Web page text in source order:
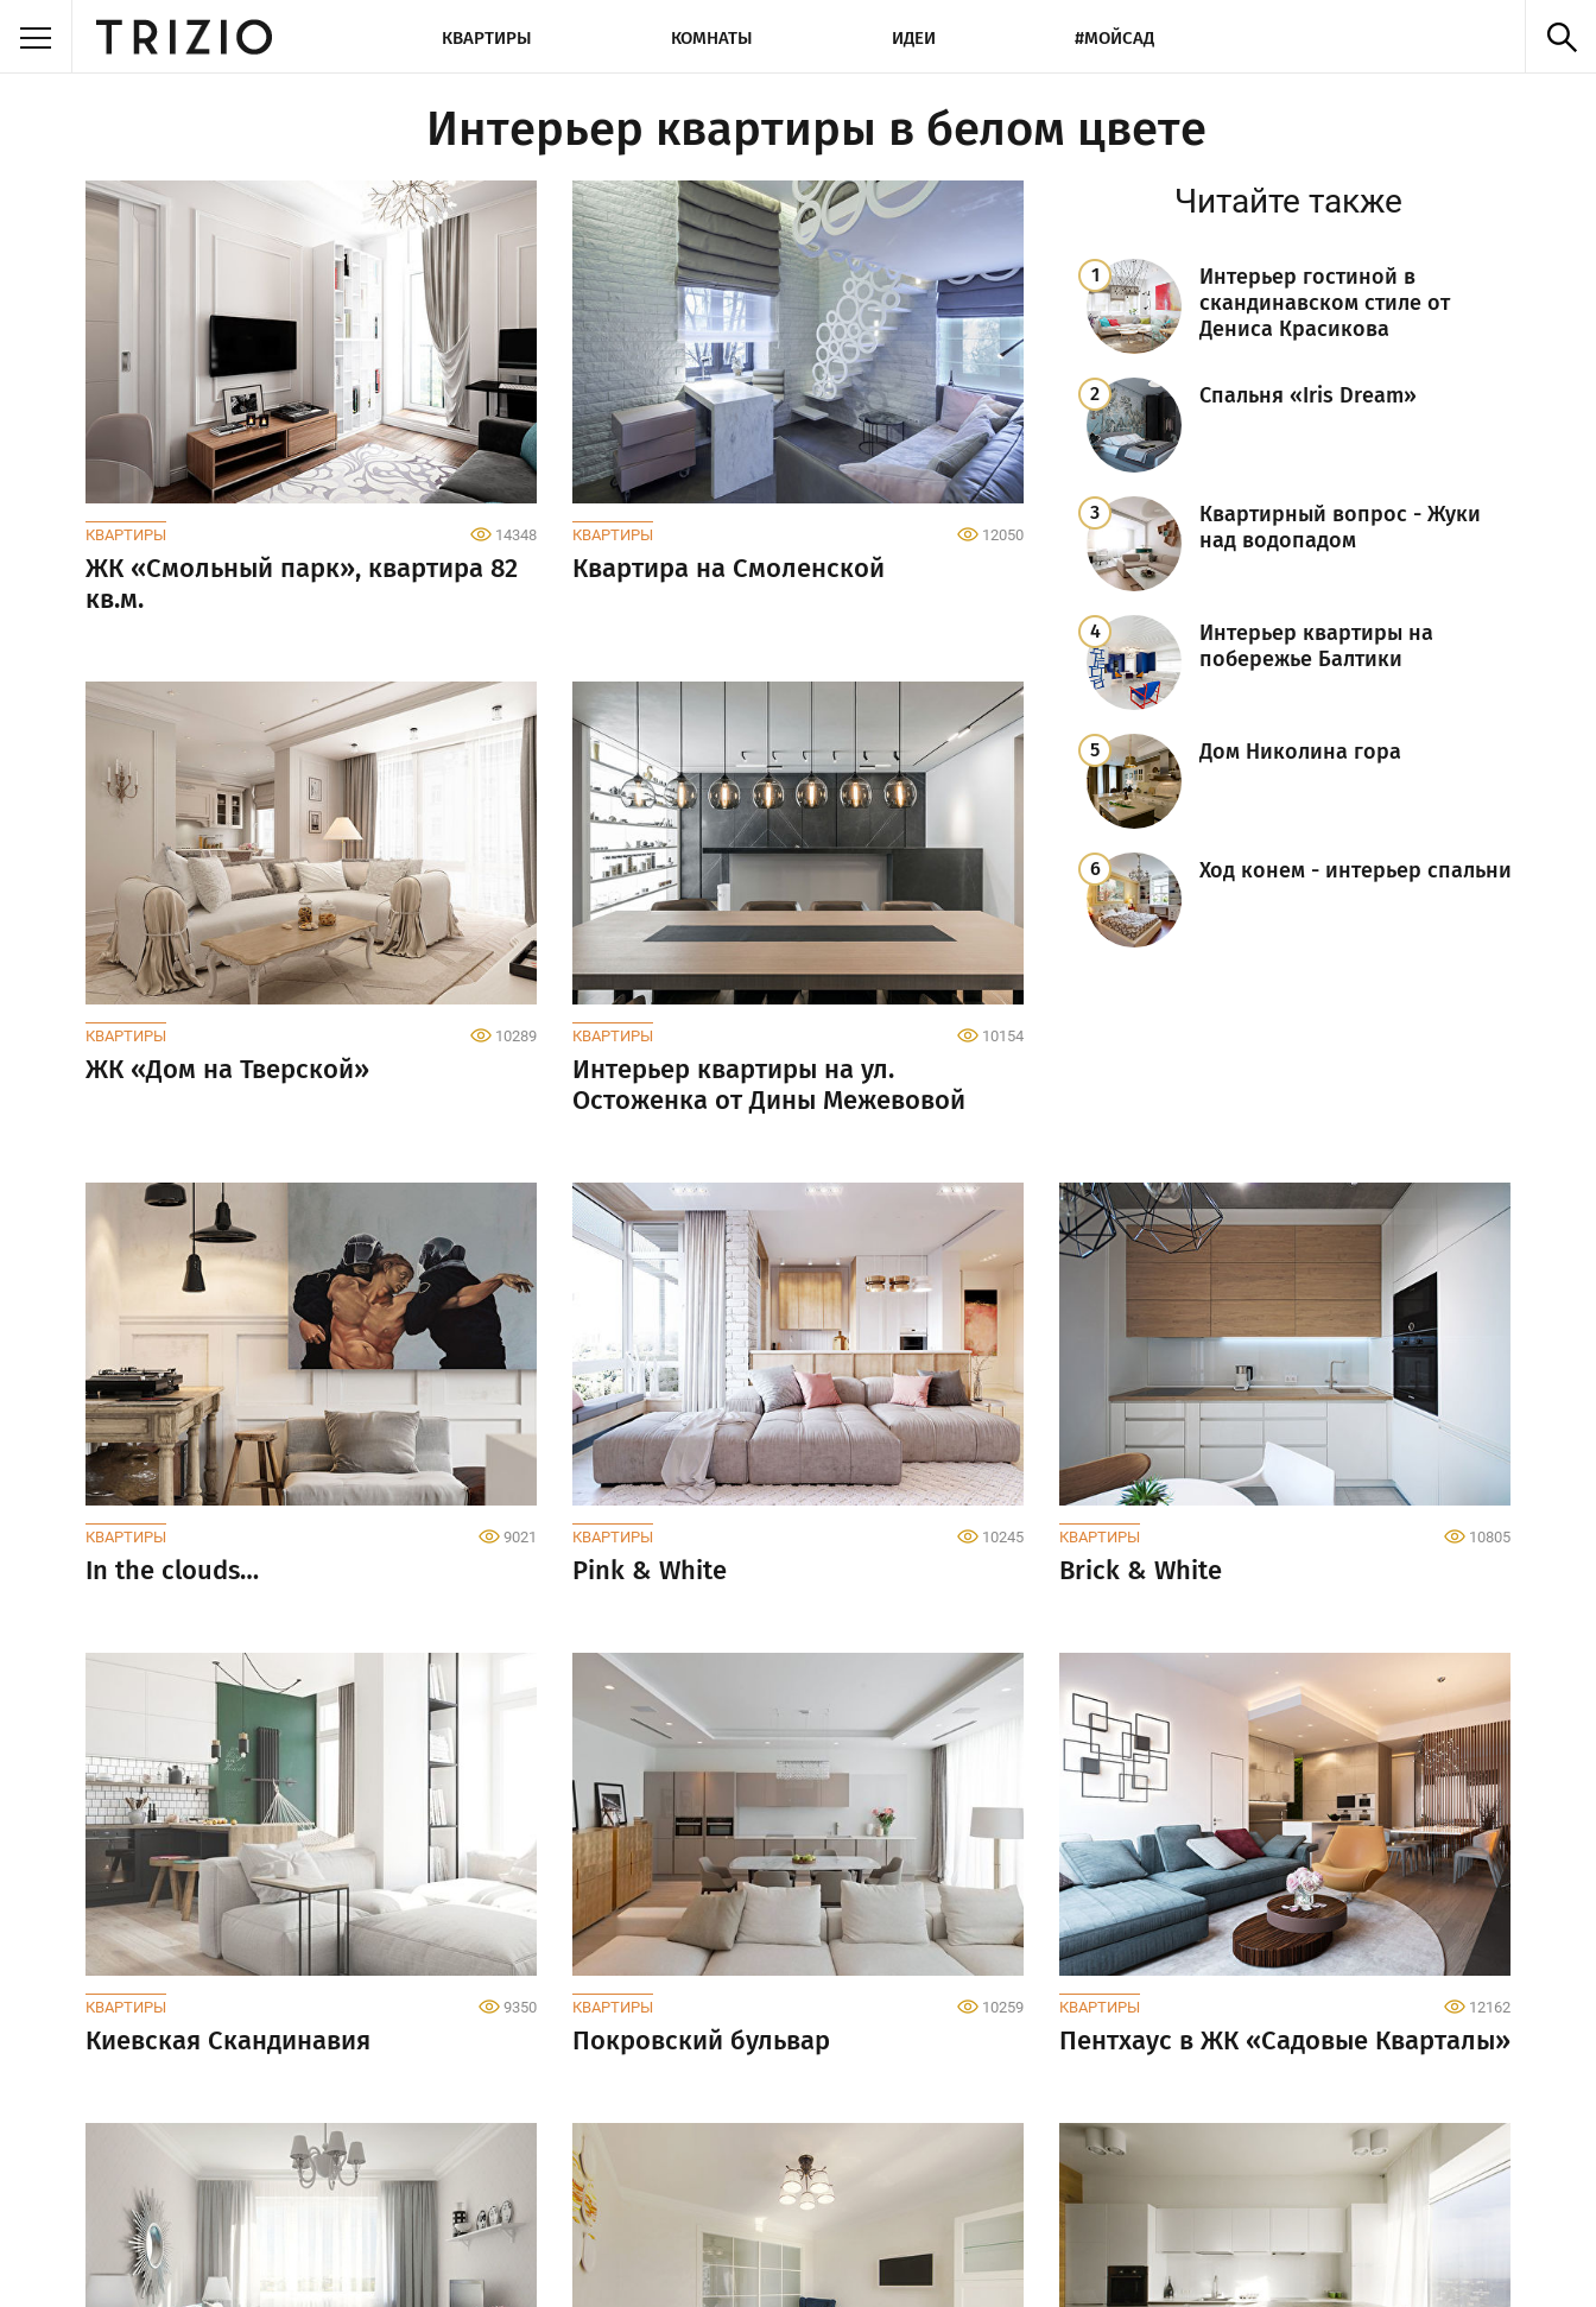
КВАРТИРЫ КОМНАТЫ ИДЕИ #МОЙСАД
Интерьер квартиры в белом цвете
Читайте также
Интерьер гостиной в
скандинавском стиле от
Дениса Красикова
Спальня «Iris Dream»
Квартирный вопрос - Жуки
над водопадом
Интерьер квартиры на
побережье Балтики
Дом Николина гора
Ход конем - интерьер спальни
КВАРТИРЫ 14348
ЖК «Смольный парк», квартира 82
кв.м.
КВАРТИРЫ 12050
Квартира на Смоленской
КВАРТИРЫ 10289
ЖК «Дом на Тверской»
КВАРТИРЫ 10154
Интерьер квартиры на ул.
Остоженка от Дины Межевовой
КВАРТИРЫ 9021
In the clouds…
КВАРТИРЫ 10245
Pink & White
КВАРТИРЫ 10805
Brick & White
КВАРТИРЫ 9350
Киевская Скандинавия
КВАРТИРЫ 10259
Покровский бульвар
КВАРТИРЫ 12162
Пентхаус в ЖК «Садовые Кварталы»